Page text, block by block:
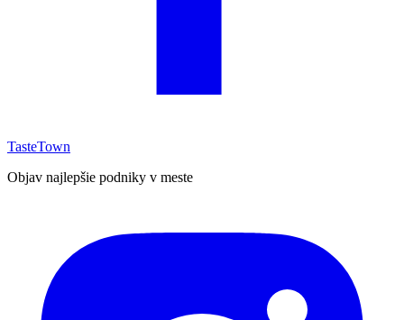
TasteTown
Objav najlepšie podniky v meste